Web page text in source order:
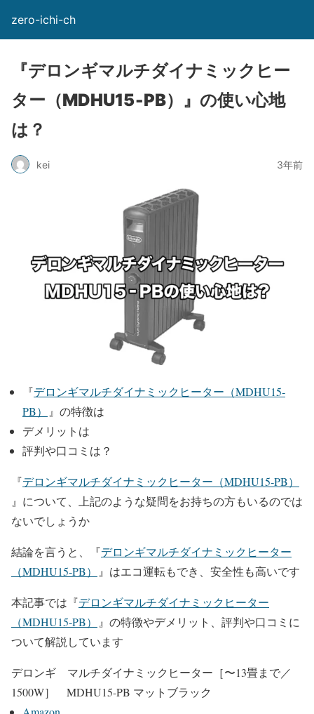
zero-ichi-ch
『デロンギマルチダイナミックヒー
ター（MDHU15‐PB）』の使い心地
は？
kei 3年前
『デロンギマルチダイナミックヒーター（MDHU15‐
PB）
』の特徴は
デメリットは
評判や口コミは？
『デロンギマルチダイナミックヒーター（MDHU15‐PB）
』について、上記のような疑問をお持ちの方もいるのでは
ないでしょうか
結論を言うと、『デロンギマルチダイナミックヒーター
（MDHU15‐PB）
』はエコ運転もでき、安全性も高いです
本記事では『デロンギマルチダイナミックヒーター
（MDHU15‐PB）
』の特徴やデメリット、評判や口コミに
ついて解説しています
デロンギ マルチダイナミックヒーター［〜13畳まで／
1500W］ MDHU15-PB マットブラック